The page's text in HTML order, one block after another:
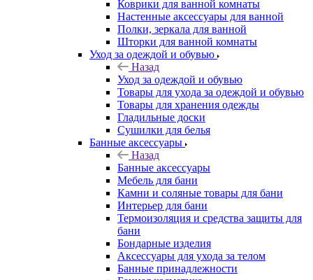
Коврики для ванной комнаты
Настенные аксессуары для ванной
Полки, зеркала для ванной
Шторки для ванной комнаты
Уход за одеждой и обувью
Назад
Уход за одеждой и обувью
Товары для ухода за одеждой и обувью
Товары для хранения одежды
Гладильные доски
Сушилки для белья
Банные аксессуары
Назад
Банные аксессуары
Мебель для бани
Камни и соляные товары для бани
Интерьер для бани
Термоизоляция и средства защиты для
бани
Бондарные изделия
Аксеcсуары для ухода за телом
Банные принадлежности